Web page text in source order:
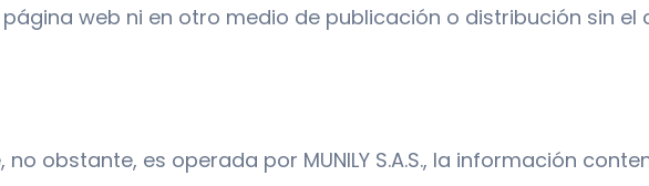
web ni en otro medio de publicación o distribución sin el
obstante, es operada por MUNILY S.A.S., la información